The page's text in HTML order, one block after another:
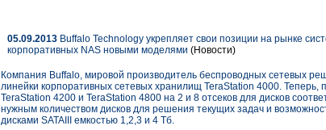
05.09.2013 Buffalo Technology укрепляет свои позиции на рынке
корпоративных NAS новыми моделями (Новости)
Компания Buffalo, мировой производитель беспроводных сетевых
линейки корпоративных сетевых хранилищ TeraStation 4000. Теперь,
TeraStation 4200 и TeraStation 4800 на 2 и 8 отсеков для дисков
нужным количеством дисков для решения текущих задач и
дисками SATAIII емкостью 1,2,3 и 4 Тб.